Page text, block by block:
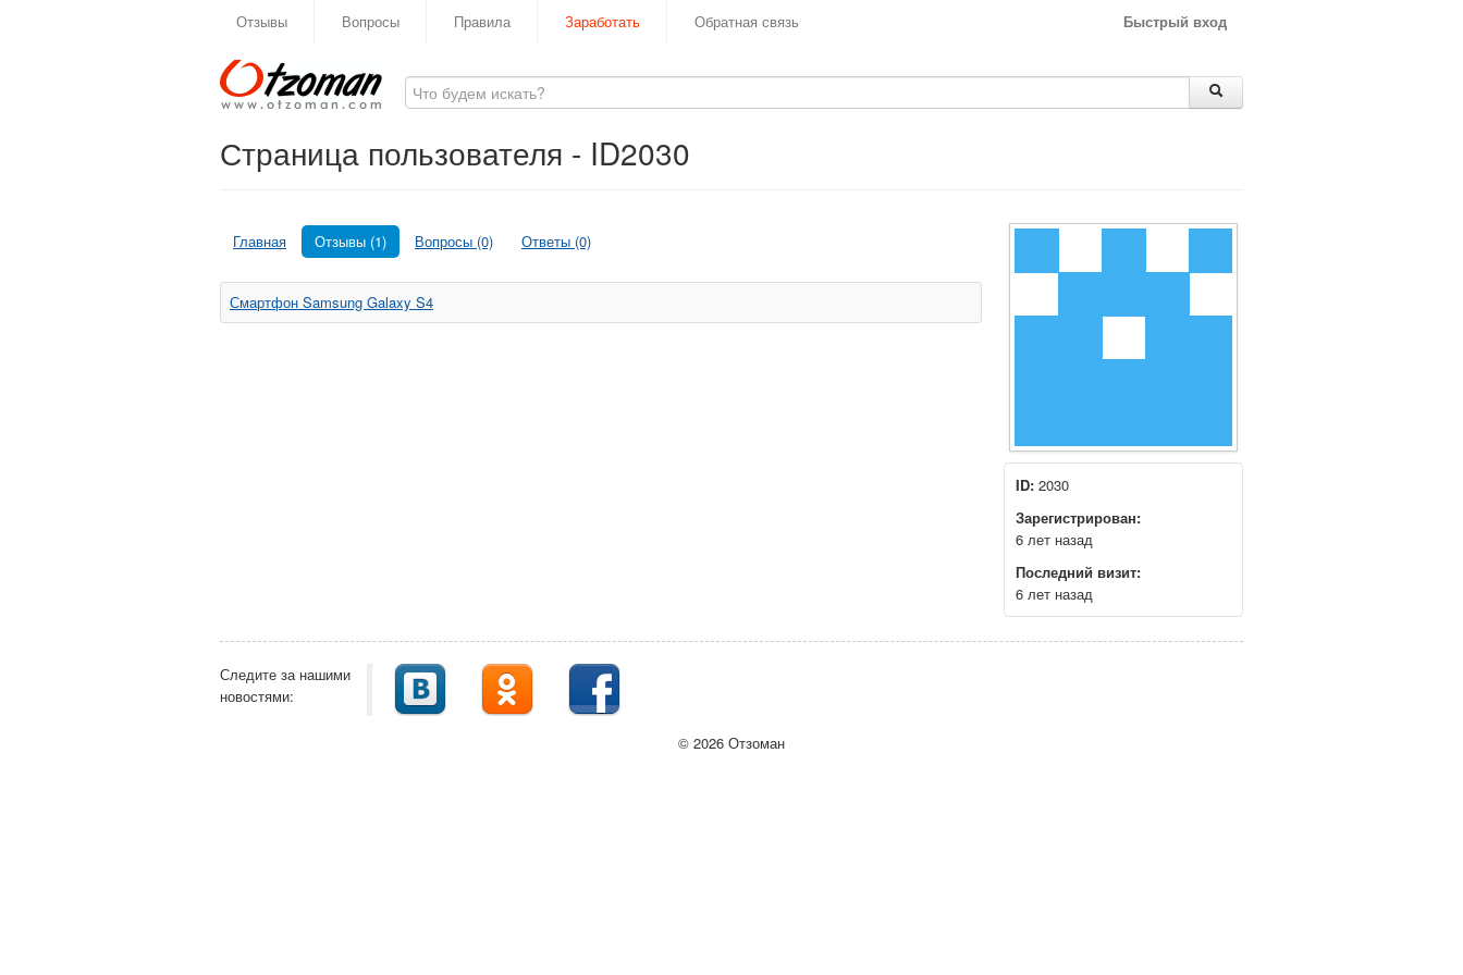
Отзывы Вопросы Правила Заработать Обратная связь Быстрый вход
Страница пользователя - ID2030
Главная Отзывы (1) Вопросы (0) Ответы (0)
Смартфон Samsung Galaxy S4
ID: 2030
Зарегистрирован:
6 лет назад
Последний визит:
6 лет назад
Следите за нашими
новостями:
© 2026 Отзоман